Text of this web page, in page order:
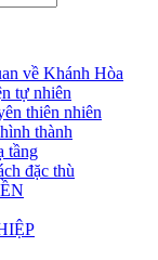
về Khánh Hòa
tự nhiên
thiên nhiên
thành
tầng
đặc thù